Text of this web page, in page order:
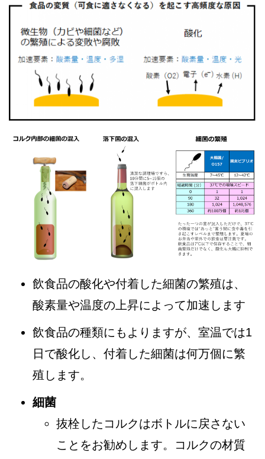
飲食品の酸化や付着した細菌の繁殖は、
酸素量や温度の上昇によって加速します
飲食品の種類にもよりますが、室温では1
日で酸化し、付着した細菌は何万個に繁
殖します。
細菌
抜栓したコルクはボトルに戻さない
ことをお勧めします。コルクの材質